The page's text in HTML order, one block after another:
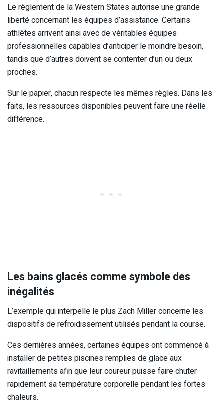
Le règlement de la Western States autorise une grande
liberté concernant les équipes d’assistance. Certains
athlètes arrivent ainsi avec de véritables équipes
professionnelles capables d’anticiper le moindre besoin,
tandis que d’autres doivent se contenter d’un ou deux
proches.
Sur le papier, chacun respecte les mêmes règles. Dans les
faits, les ressources disponibles peuvent faire une réelle
différence.
Les bains glacés comme symbole des
inégalités
L’exemple qui interpelle le plus Zach Miller concerne les
dispositifs de refroidissement utilisés pendant la course.
Ces dernières années, certaines équipes ont commencé à
installer de petites piscines remplies de glace aux
ravitaillements afin que leur coureur puisse faire chuter
rapidement sa température corporelle pendant les fortes
chaleurs.